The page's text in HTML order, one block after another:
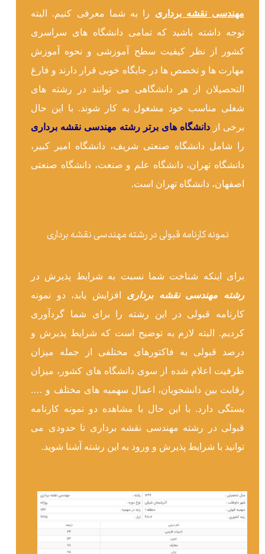
مهندسی نقشه برداری را به شما معرفی کنیم. البته
توجه داشته باشید که تمامی دانشگاه های سراسری
کشور از نظر کیفیت سطح آموزشی و نحوه آموزش
مهارت ها و تخصص ها در جایگاه خوبی قرار دارند و فارغ
التحصیلان از هر دانشگاهی می توانند در رشته های
شغلی مناسب خود مشغول به کار شوند. با این حال
برخی از دانشگاه های برتر رشته مهندسی نقشه برداری
را شامل دانشگاه صنعتی شریف، دانشگاه امیر کبیر،
دانشگاه تهران، دانشگاه علم و صنعت، دانشگاه صنعتی
اصفهان، دانشگاه تهران است.
نمونه کارنامه قبولی در رشته مهندسی نقشه برداری
برای اینکه شناخت شما نسبت به شرایط پذیرش در
رشته مهندسی نقشه برداری افزایش یابد، دو نمونه
کارنامه قبولی در این رشته را برای شما گردآوری
کردیم. البته لازم به توضیح است که شرایط پذیرش و
درصد قبولی به فاکتورهای مختلفی از جمله میزان
ظرفیت اعلام شده از سوی دانشگاه های کشور، میزان
رقابت بین دانشجویان، اعمال سهمیه های مختلف و ….
بستگی دارد. با این حال با مشاهده دو نمونه کارنامه
قبولی در رشته مهندسی نقشه برداری تا حدودی می
توانید با شرایط پذیرش و ورود به این رشته آشنا شوید.